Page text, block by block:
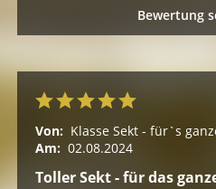
Bewertung
Von: Klasse Sekt - für`s
Am: 02.08.2024
Toller Sekt - für das